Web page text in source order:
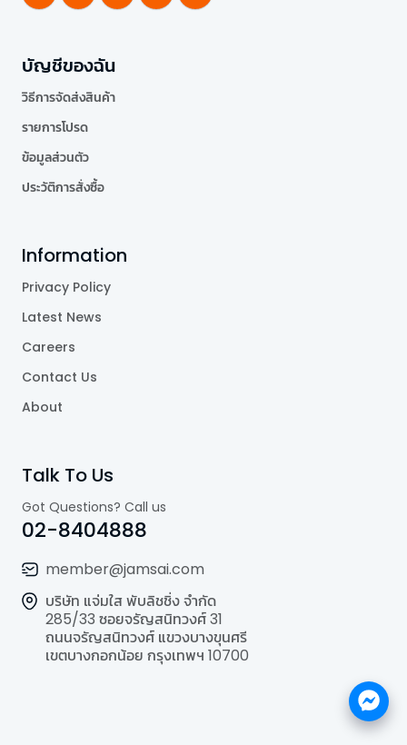
บัญชีของฉัน
วิธีการจัดส่งสินค้า
รายการโปรด
ข้อมูลส่วนตัว
ประวัติการสั่งซื้อ
Information
Privacy Policy
Latest News
Careers
Contact Us
About
Talk To Us
Got Questions? Call us
02-8404888
member@jamsai.com
บริษัท แจ่มใส พับลิชชิ่ง จำกัด
285/33 ซอยจรัญสนิทวงศ์ 31
ถนนจรัญสนิทวงศ์ แขวงบางขุนศรี
เขตบางกอกน้อย กรุงเทพฯ 10700